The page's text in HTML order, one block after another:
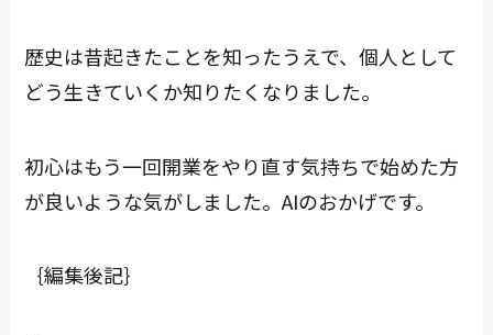
歴史は昔起きたことを知ったうえで、個人として
どう生きていくか知りたくなりました。
初心はもう一回開業をやり直す気持ちで始めた方
が良いような気がしました。AIのおかげです。
｛編集後記｝